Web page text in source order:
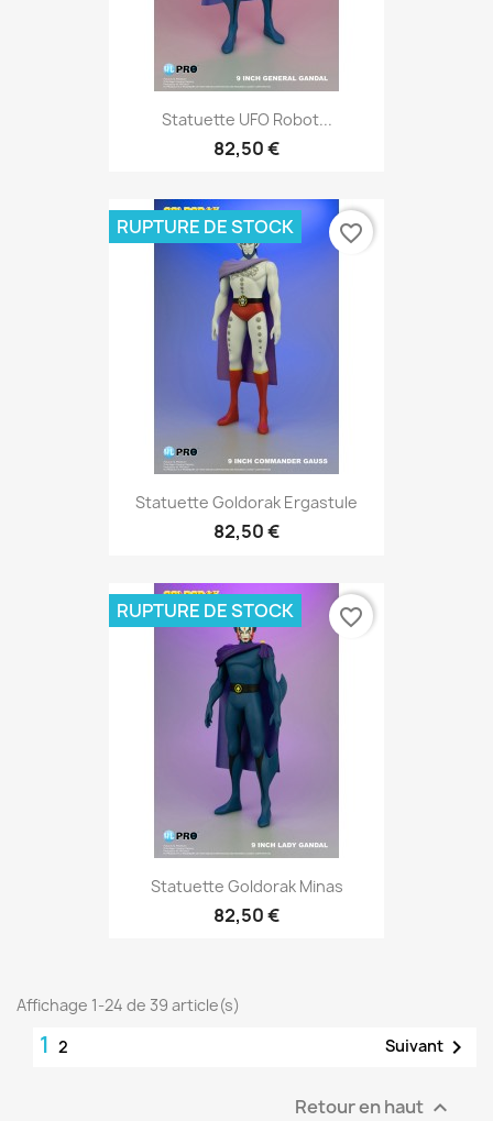
Statuette UFO Robot...
82,50 €
Statuette Goldorak Ergastule
82,50 €
RUPTURE DE STOCK favorite_border
Statuette Goldorak Minas
82,50 €
RUPTURE DE STOCK favorite_border
Affichage 1-24 de 39 article(s)
1 2 Suivant 
Retour en haut 